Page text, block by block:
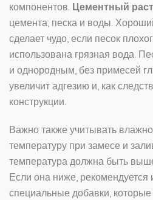
компонентов. Цементный
цемента, песка и воды.
сделает чудо, если песок
использована грязная вода.
и однородным, без примесей
увеличит адгезию и, как
конструкции.
Важно также учитывать
температуру при замесе и
температура должна быть
Если она ниже, рекомендуется
специальные добавки,